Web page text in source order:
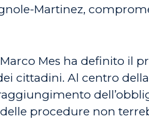
Martinez,
Mes ha definito il
cittadini. Al centro
procedure non